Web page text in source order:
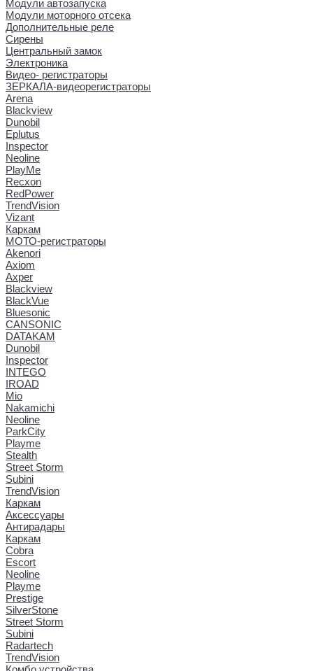
Модули автозапуска
Модули моторного отсека
Дополнительные реле
Сирены
Центральный замок
Электроника
Видео- регистраторы
ЗЕРКАЛА-видеорегистраторы
Arena
Blackview
Dunobil
Eplutus
Inspector
Neoline
PlayMe
Recxon
RedPower
TrendVision
Vizant
Каркам
МОТО-регистраторы
Akenori
Axiom
Axper
Blackview
BlackVue
Bluesonic
CANSONIC
DATAKAM
Dunobil
Inspector
INTEGO
IROAD
Mio
Nakamichi
Neoline
ParkCity
Playme
Stealth
Street Storm
Subini
TrendVision
Каркам
Аксессуары
Антирадары
Каркам
Cobra
Escort
Neoline
Playme
Prestige
SilverStone
Street Storm
Subini
Radartech
TrendVision